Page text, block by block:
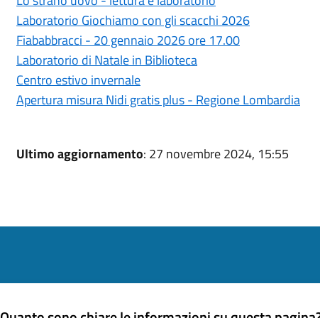
Laboratorio Giochiamo con gli scacchi 2026
Fiababbracci - 20 gennaio 2026 ore 17.00
Laboratorio di Natale in Biblioteca
Centro estivo invernale
Apertura misura Nidi gratis plus - Regione Lombardia
Ultimo aggiornamento: 27 novembre 2024, 15:55